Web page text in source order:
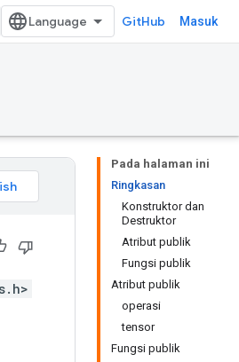
GitHub Masuk
Pada halaman ini
Ringkasan
Konstruktor dan
Destruktor
Atribut publik
Fungsi publik
Atribut publik
operasi
tensor
Fungsi publik